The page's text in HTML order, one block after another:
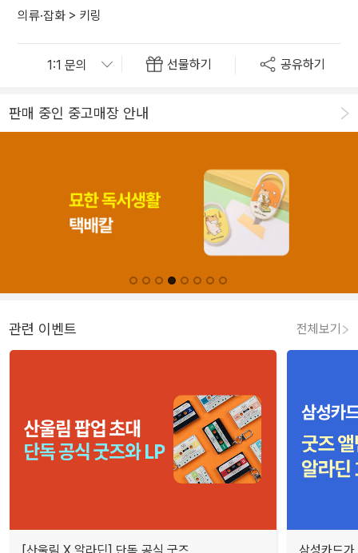
의류·잡화 > 키링
선물하기 공유하기
판매 중인 중고매장 안내
관련 이벤트 전체보기